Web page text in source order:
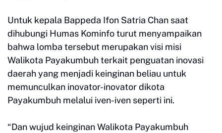
Untuk kepala Bappeda Ifon Satria Chan saat
dihubungi Humas Kominfo turut menyampaikan
bahwa lomba tersebut merupakan visi misi
Walikota Payakumbuh terkait penguatan inovasi
daerah yang menjadi keinginan beliau untuk
memunculkan inovator-inovator dikota
Payakumbuh melalui iven-iven seperti ini.
“Dan wujud keinginan Walikota Payakumbuh